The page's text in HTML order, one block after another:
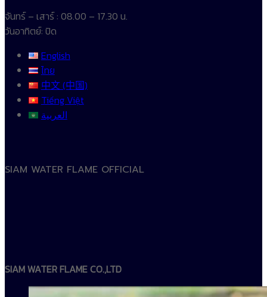
จันทร์ – เสาร์ : 08.00 – 17.30 น.
วันอาทิตย์: ปิด
English
ไทย
中文 (中国)
Tiếng Việt
العربية
SIAM WATER FLAME OFFICIAL
SIAM WATER FLAME CO.,LTD